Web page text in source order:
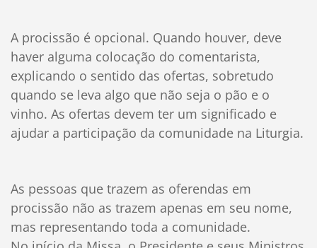
A procissão é opcional. Quando houver, deve
haver alguma colocação do comentarista,
explicando o sentido das ofertas, sobretudo
quando se leva algo que não seja o pão e o
vinho. As ofertas devem ter um significado e
ajudar a participação da comunidade na Liturgia.
As pessoas que trazem as oferendas em
procissão não as trazem apenas em seu nome,
mas representando toda a comunidade.